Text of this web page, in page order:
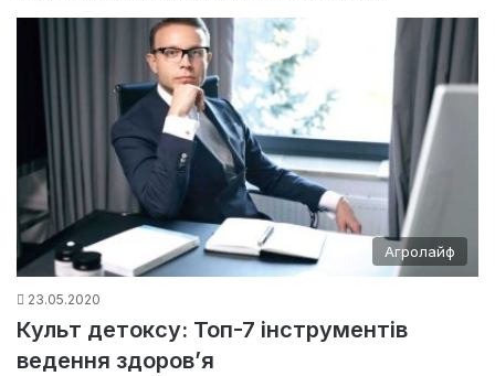
Агролайф
23.05.2020
Культ детоксу: Топ-7 інструментів
ведення здоров’я